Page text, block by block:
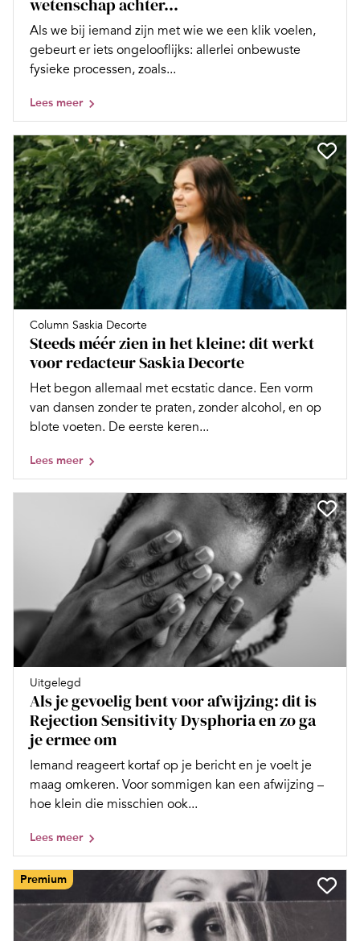
wetenschap achter...
Als we bij iemand zijn met wie we een klik voelen,
gebeurt er iets ongelooflijks: allerlei onbewuste
fysieke processen, zoals...
Lees meer
Column Saskia Decorte
Steeds méér zien in het kleine: dit werkt
voor redacteur Saskia Decorte
Het begon allemaal met ecstatic dance. Een vorm
van dansen zonder te praten, zonder alcohol, en op
blote voeten. De eerste keren...
Lees meer
Uitgelegd
Als je gevoelig bent voor afwijzing: dit is
Rejection Sensitivity Dysphoria en zo ga
je ermee om
Iemand reageert kortaf op je bericht en je voelt je
maag omkeren. Voor sommigen kan een afwijzing –
hoe klein die misschien ook...
Lees meer
Premium